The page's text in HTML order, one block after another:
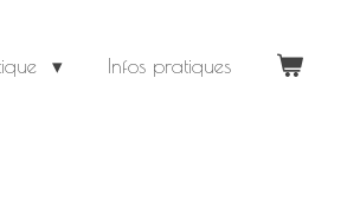
Infos pratiques